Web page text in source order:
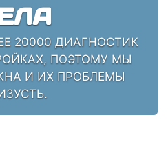
20000 ДИАГНОСТИК
ПОЭТОМУ МЫ
И ИХ ПРОБЛЕМЫ